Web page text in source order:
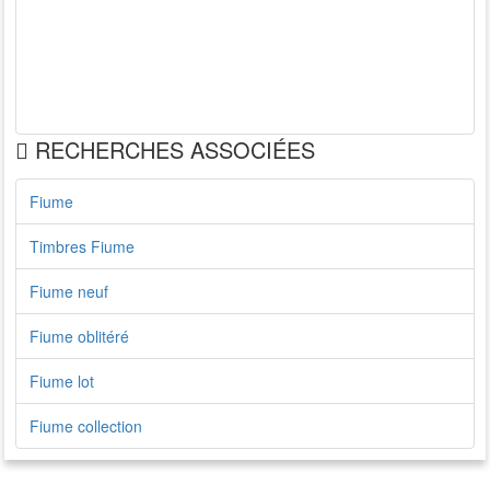
RECHERCHES ASSOCIÉES
Fiume
Timbres Fiume
Fiume neuf
Fiume oblitéré
Fiume lot
Fiume collection